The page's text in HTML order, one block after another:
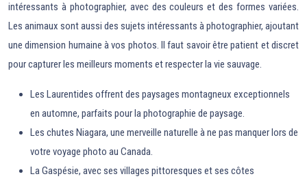
intéressants à photographier, avec des couleurs et des formes variées.
Les animaux sont aussi des sujets intéressants à photographier, ajoutant
une dimension humaine à vos photos. Il faut savoir être patient et discret
pour capturer les meilleurs moments et respecter la vie sauvage.
Les Laurentides offrent des paysages montagneux exceptionnels
en automne, parfaits pour la photographie de paysage.
Les chutes Niagara, une merveille naturelle à ne pas manquer lors de
votre voyage photo au Canada.
La Gaspésie, avec ses villages pittoresques et ses côtes